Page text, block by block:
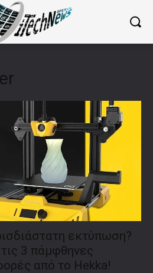
εκτύπωση?
3 πάμφθηνες
από το Hekka!